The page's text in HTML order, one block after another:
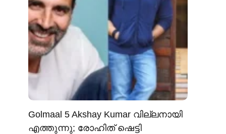
Golmaal 5 Akshay Kumar വില്ലനായി
എത്തുന്നു; രോഹിത് ഷെട്ടി